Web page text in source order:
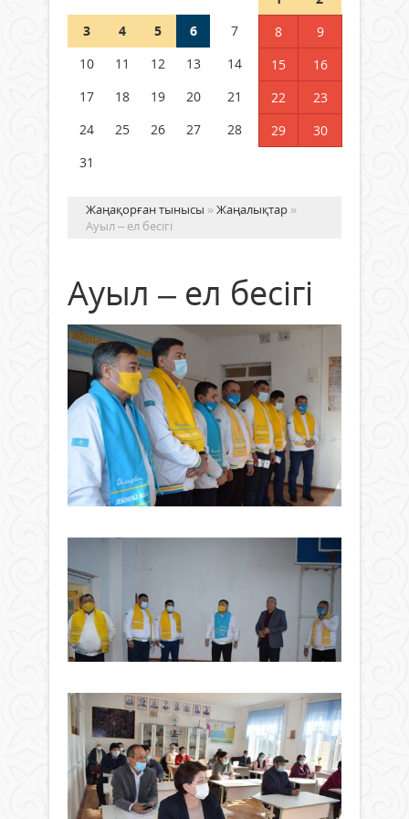
Германия аптап ыстыққа
бастады
04 тамыз 2026 ж.
3
4 5 6 7 8
9
10
11 12 13 14 15
16
17
18 19 20 21 22
23
24
25 26 27 28 29
30
31
Жаңақорған тынысы »Жаңалықтар »
Ауыл – ел бесігі
Ауыл – ел бесігі